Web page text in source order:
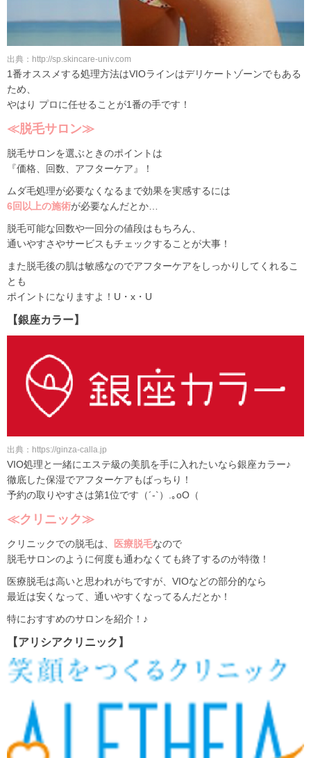
出典：http://sp.skincare-univ.com
1番オススメする処理方法はVIOラインはデリケートゾーンでもある
ため、
やはり プロに任せることが1番の手です！
≪脱毛サロン≫
脱毛サロンを選ぶときのポイントは
『価格、回数、アフターケア』！
ムダ毛処理が必要なくなるまで効果を実感するには
6回以上の施術が必要なんだとか…
脱毛可能な回数や一回分の値段はもちろん、
通いやすさやサービスもチェックすることが大事！
また脱毛後の肌は敏感なのでアフターケアをしっかりしてくれるこ
とも
ポイントになりますよ！U・x・U
【銀座カラー】
出典：https://ginza-calla.jp
VIO処理と一緒にエステ級の美肌を手に入れたいなら銀座カラー♪
徹底した保湿でアフターケアもばっちり！
予約の取りやすさは第1位です（´-`）.｡oO（
≪クリニック≫
クリニックでの脱毛は、 医療脱毛なので
脱毛サロンのように何度も通わなくても終了するのが特徴！
医療脱毛は高いと思われがちですが、VIOなどの部分的なら
最近は安くなって、通いやすくなってるんだとか！
特におすすめのサロンを紹介！♪
【アリシアクリニック】